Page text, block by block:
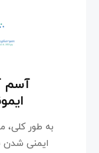
آسم
به طور
ایمنی شدن